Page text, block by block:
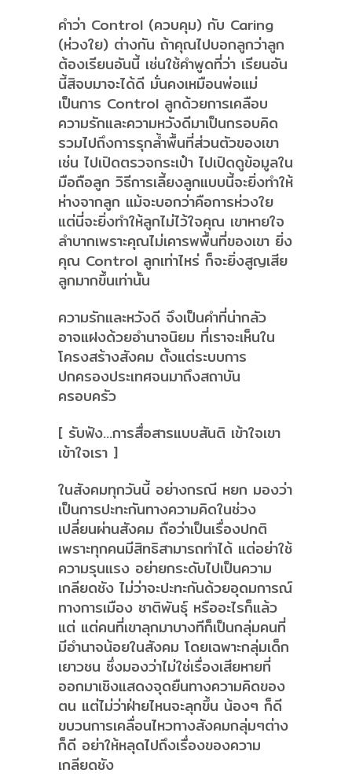
คำว่า Control (ควบคุม) กับ Caring
(ห่วงใย) ต่างกัน ถ้าคุณไปบอกลูกว่าลูก
ต้องเรียนอันนี้ เช่นใช้คำพูดที่ว่า เรียนอัน
นี้สิจบมาจะได้ดี มั่นคงเหมือนพ่อแม่
เป็นการ Control ลูกด้วยการเคลือบ
ความรักและความหวังดีมาเป็นกรอบคิด
รวมไปถึงการรุกล้ำพื้นที่ส่วนตัวของเขา
เช่น ไปเปิดตรวจกระเป๋า ไปเปิดดูข้อมูลใน
มือถือลูก วิธีการเลี้ยงลูกแบบนี้จะยิ่งทำให้
ห่างจากลูก แม้จะบอกว่าคือการห่วงใย
แต่นี่จะยิ่งทำให้ลูกไม่ไว้ใจคุณ เขาหายใจ
ลำบากเพราะคุณไม่เคารพพื้นที่ของเขา ยิ่ง
คุณ Control ลูกเท่าไหร่ ก็จะยิ่งสูญเสีย
ลูกมากขึ้นเท่านั้น
ความรักและหวังดี จึงเป็นคำที่น่ากลัว
อาจแฝงด้วยอำนาจนิยม ที่เราจะเห็นใน
โครงสร้างสังคม ตั้งแต่ระบบการ
ปกครองประเทศจนมาถึงสถาบัน
ครอบครัว
[ รับฟัง…การสื่อสารแบบสันติ เข้าใจเขา
เข้าใจเรา ]
ในสังคมทุกวันนี้ อย่างกรณี หยก มองว่า
เป็นการปะทะกันทางความคิดในช่วง
เปลี่ยนผ่านสังคม ถือว่าเป็นเรื่องปกติ
เพราะทุกคนมีสิทธิสามารถทำได้ แต่อย่าใช้
ความรุนแรง อย่ายกระดับไปเป็นความ
เกลียดชัง ไม่ว่าจะปะทะกันด้วยอุดมการณ์
ทางการเมือง ชาติพันธุ์ หรืออะไรก็แล้ว
แต่ แต่คนที่เขาลุกมาบางทีก็เป็นกลุ่มคนที่
มีอำนาจน้อยในสังคม โดยเฉพาะกลุ่มเด็ก
เยาวชน ซึ่งมองว่าไม่ใช่เรื่องเสียหายที่
ออกมาเชิงแสดงจุดยืนทางความคิดของ
ตน แต่ไม่ว่าฝ่ายไหนจะลุกขึ้น น้องๆ ก็ดี
ขบวนการเคลื่อนไหวทางสังคมกลุ่มๆต่าง
ก็ดี อย่าให้หลุดไปถึงเรื่องของความ
เกลียดชัง